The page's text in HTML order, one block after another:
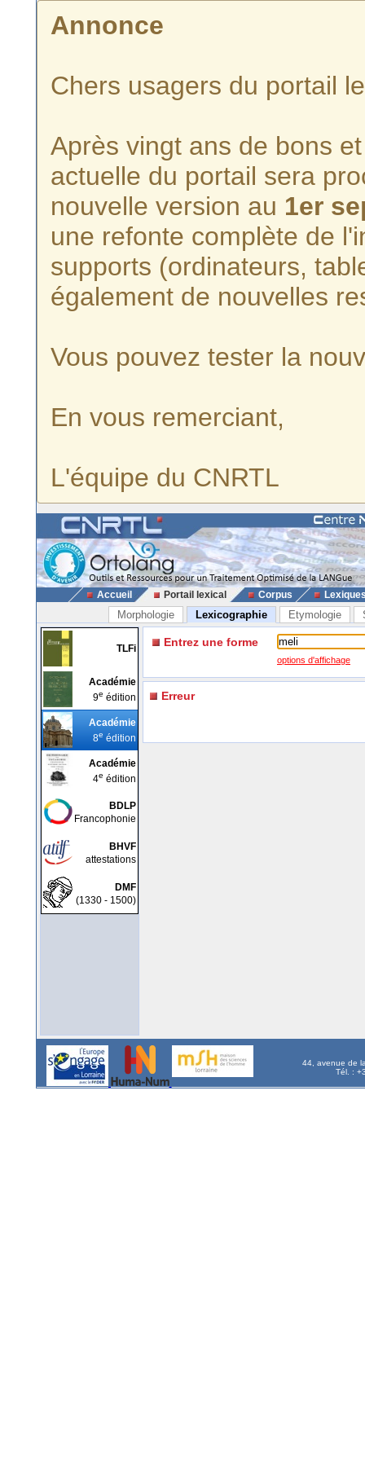
Annonce
Chers usagers du portail
Après vingt ans de bons
actuelle du portail sera
nouvelle version au 1er
une refonte complète de
supports (ordinateurs,
également de nouvelles
Vous pouvez tester la
En vous remerciant,
L'équipe du CNRTL
Accueil Portail lexical Corpus
Morphologie Lexicographie Etymologie
TLFi
Académie
9e édition
Académie
8e édition
Académie
4e édition
BDLP
Francophonie
BHVF
attestations
DMF
(1330 - 1500)
Entrez une forme
options d'affichage
Erreur
44, avenue de
Tél. :